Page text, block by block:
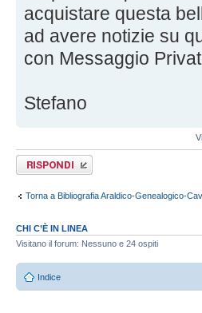
acquistare questa
ad avere notizie su
con Messaggio
Stefano
Rispondi al
messaggio
Torna a Bibliografia Araldico-Genealogico-
CHI C’È IN LINEA
Visitano il forum: Nessuno e 24 ospiti
Indice